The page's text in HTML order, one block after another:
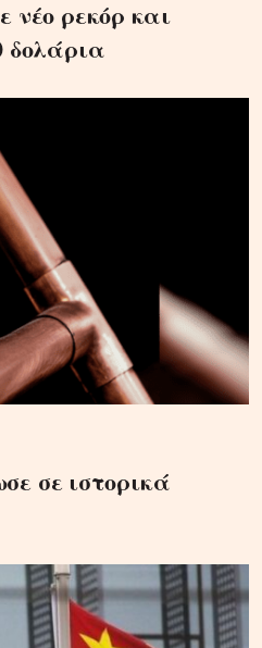
νέο ρεκόρ και
δολάρια
σε ιστορικά